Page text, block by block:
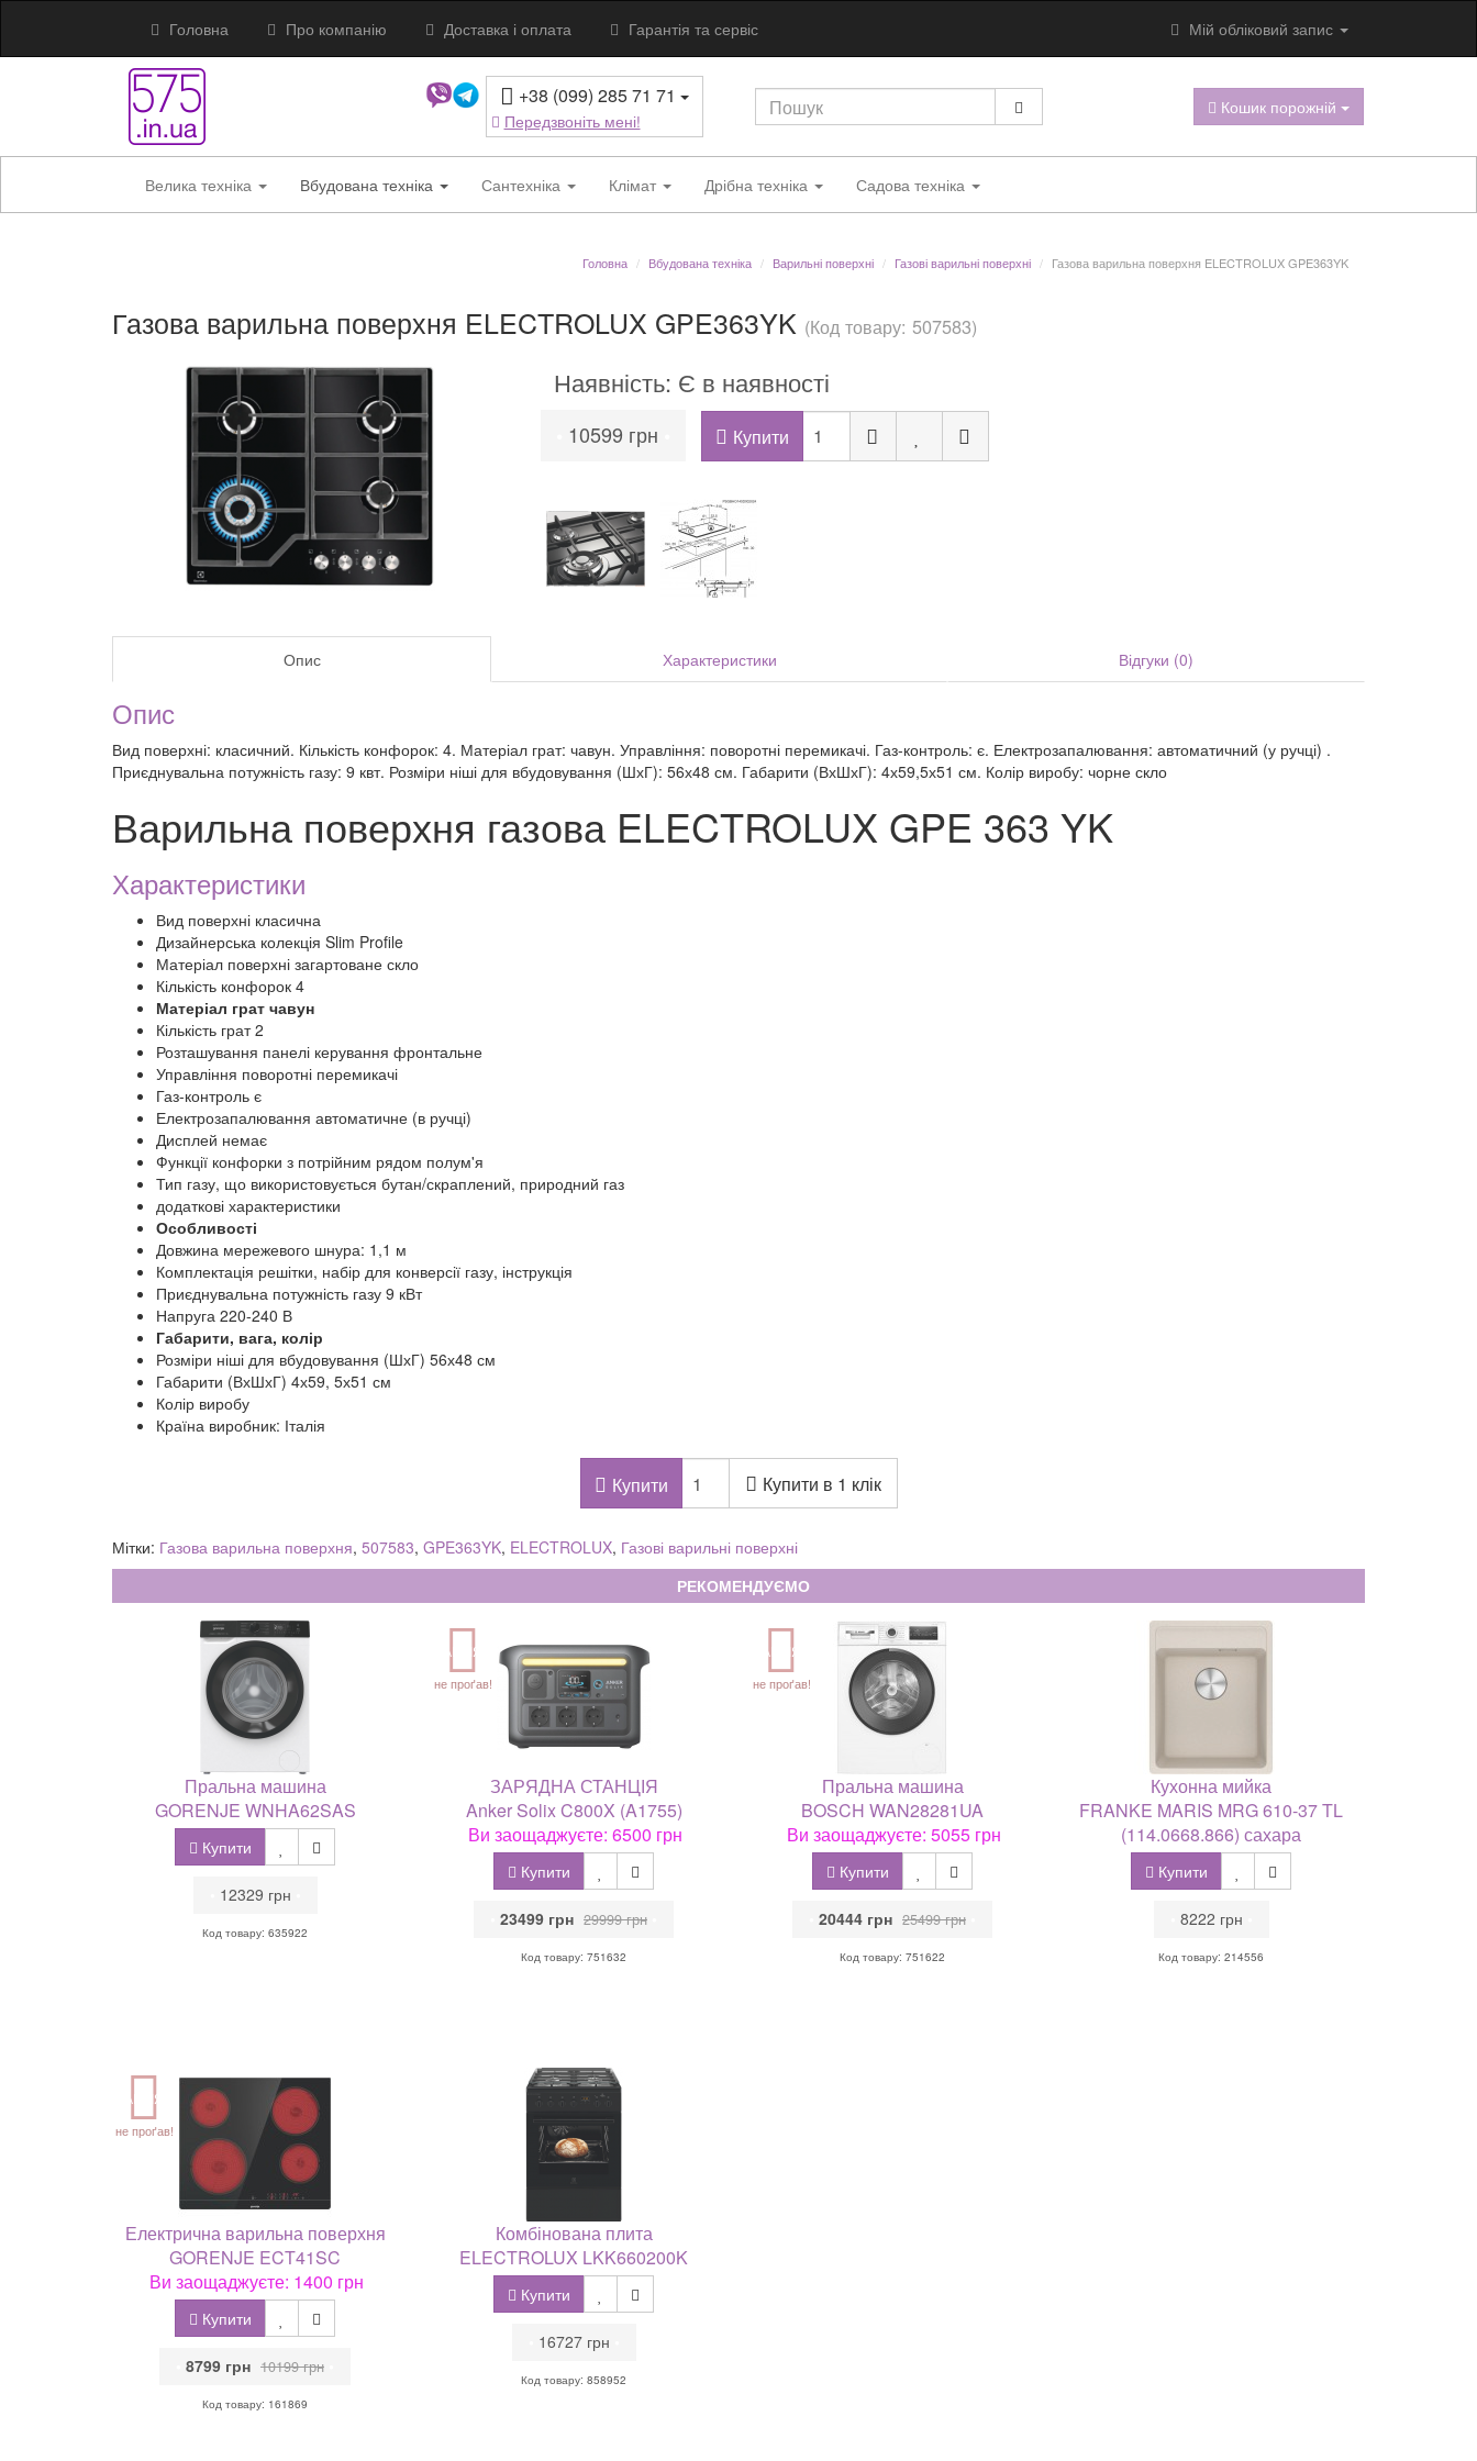
Головна Про компанію Доставка і оплата Гарантія та сервіс Мій обліковий запис
+38 (099) 285 71 71
Передзвоніть мені!
Кошик порожній
Велика техніка Вбудована техніка Сантехніка Клімат Дрібна техніка Садова техніка
Головна Вбудована техніка Варильні поверхні Газові варильні поверхні Газова варильна поверхня ELECTROLUX GPE363YK
Газова варильна поверхня ELECTROLUX GPE363YK (Код товару: 507583)
Наявність: Є в наявності
10599 грн Купити
Опис Характеристики Відгуки (0)
Опис
Вид поверхні: класичний. Кількість конфорок: 4. Матеріал грат: чавун. Управління: поворотні перемикачі. Газ-контроль: є. Електрозапалювання: автоматичний (у ручці) .
Приєднувальна потужність газу: 9 квт. Розміри ніші для вбудовування (ШхГ): 56х48 см. Габарити (ВхШхГ): 4х59,5х51 см. Колір виробу: чорне скло
Варильна поверхня газова ELECTROLUX GPE 363 YK
Характеристики
Вид поверхні класична
Дизайнерська колекція Slim Profile
Матеріал поверхні загартоване скло
Кількість конфорок 4
Матеріал грат чавун
Кількість грат 2
Розташування панелі керування фронтальне
Управління поворотні перемикачі
Газ-контроль є
Електрозапалювання автоматичне (в ручці)
Дисплей немає
Функції конфорки з потрійним рядом полум'я
Тип газу, що використовується бутан/скраплений, природний газ
додаткові характеристики
Особливості
Довжина мережевого шнура: 1,1 м
Комплектація решітки, набір для конверсії газу, інструкція
Приєднувальна потужність газу 9 кВт
Напруга 220-240 В
Габарити, вага, колір
Розміри ніші для вбудовування (ШхГ) 56х48 см
Габарити (ВхШхГ) 4х59, 5х51 см
Колір виробу
Країна виробник: Італія
Купити Купити в 1 клік
Мітки: Газова варильна поверхня, 507583, GPE363YK, ELECTROLUX, Газові варильні поверхні
РЕКОМЕНДУЄМО
Пральна машина
GORENJE WNHA62SAS
Купити
12329 грн
Код товару: 635922
АКЦІЯ
не проґав!
ЗАРЯДНА СТАНЦІЯ
Anker Solix C800X (A1755)
Ви заощаджуєте: 6500 грн
Купити
23499 грн 29999 грн
Код товару: 751632
АКЦІЯ
не проґав!
Пральна машина
BOSCH WAN28281UA
Ви заощаджуєте: 5055 грн
Купити
20444 грн 25499 грн
Код товару: 751622
Кухонна мийка
FRANKE MARIS MRG 610-37 TL
(114.0668.866) сахара
Купити
8222 грн
Код товару: 214556
АКЦІЯ
не проґав!
Електрична варильна поверхня
GORENJE ECT41SC
Ви заощаджуєте: 1400 грн
Купити
8799 грн 10199 грн
Код товару: 161869
Комбінована плита
ELECTROLUX LKK660200K
Купити
16727 грн
Код товару: 858952